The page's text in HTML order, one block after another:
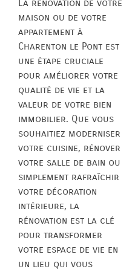
La rénovation de votre
maison ou de votre
appartement à
Charenton le Pont est
une étape cruciale
pour améliorer votre
qualité de vie et la
valeur de votre bien
immobilier. Que vous
souhaitiez moderniser
votre cuisine, rénover
votre salle de bain ou
simplement rafraîchir
votre décoration
intérieure, la
rénovation est la clé
pour transformer
votre espace de vie en
un lieu qui vous